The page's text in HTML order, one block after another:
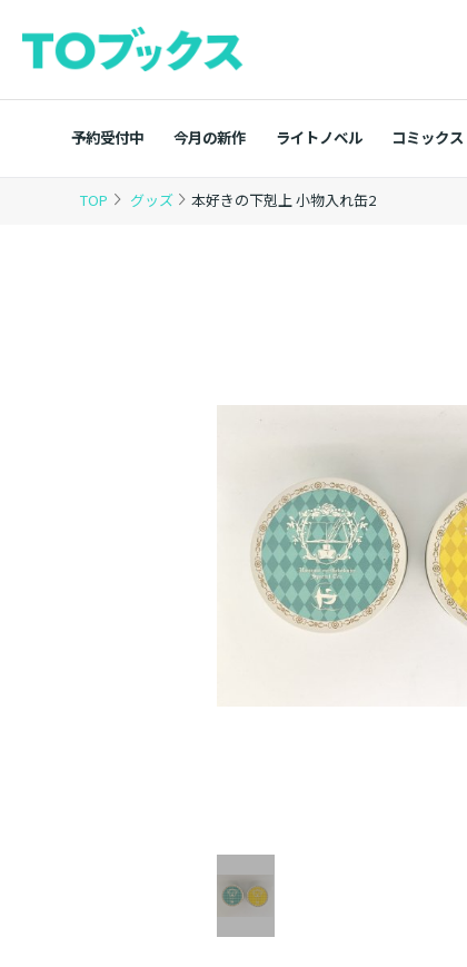
予約受付中 今月の新作 ライトノベル コミックス
TOP グッズ 本好きの下剋上 小物入れ缶2